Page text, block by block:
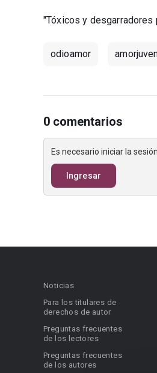
"Tóxicos y desgarradores
odioamor
0 comentarios
Es necesario iniciar la
Ingresar
Noticias
Para los titulares de
derechos de autor
Preguntas frecuentes
de los lectores
Preguntas frecuentes
de los autores